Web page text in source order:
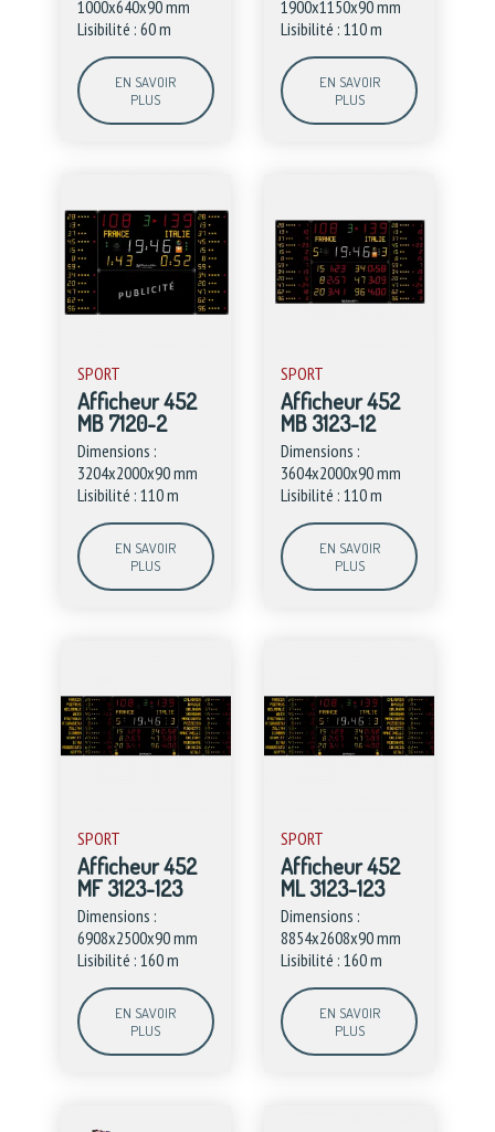
1000x640x90 mm
Lisibilité : 60 m
EN SAVOIR
PLUS
1900x1150x90 mm
Lisibilité : 110 m
EN SAVOIR
PLUS
SPORT
Afficheur 452
MB 7120-2
Dimensions :
3204x2000x90 mm
Lisibilité : 110 m
EN SAVOIR
PLUS
SPORT
Afficheur 452
MB 3123-12
Dimensions :
3604x2000x90 mm
Lisibilité : 110 m
EN SAVOIR
PLUS
SPORT
Afficheur 452
MF 3123-123
Dimensions :
6908x2500x90 mm
Lisibilité : 160 m
EN SAVOIR
PLUS
SPORT
Afficheur 452
ML 3123-123
Dimensions :
8854x2608x90 mm
Lisibilité : 160 m
EN SAVOIR
PLUS